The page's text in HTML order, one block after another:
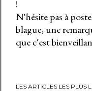
E
n
r
e
!
N'hésite pas à
blague, une
que c'est
LES ARTICLES LES PLUS